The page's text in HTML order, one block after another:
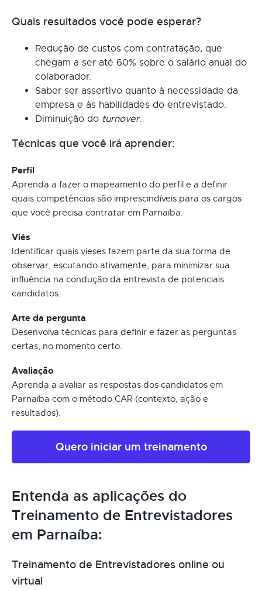
Quais resultados você pode esperar?
Redução de custos com contratação, que
chegam a ser até 60% sobre o salário anual do
colaborador.
Saber ser assertivo quanto à necessidade da
empresa e às habilidades do entrevistado.
Diminuição do turnover.
Técnicas que você irá aprender:
Perfil
Aprenda a fazer o mapeamento do perfil e a definir
quais competências são imprescindíveis para os cargos
que você precisa contratar em Parnaíba.
Viés
Identificar quais vieses fazem parte da sua forma de
observar, escutando ativamente, para minimizar sua
influência na condução da entrevista de potenciais
candidatos.
Arte da pergunta
Desenvolva técnicas para definir e fazer as perguntas
certas, no momento certo.
Avaliação
Aprenda a avaliar as respostas dos candidatos em
Parnaíba com o método CAR (contexto, ação e
resultados).
Quero iniciar um treinamento
Entenda as aplicações do
Treinamento de Entrevistadores
em Parnaíba:
Treinamento de Entrevistadores online ou
virtual